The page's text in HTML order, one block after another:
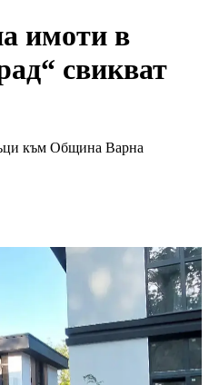
имоти в
свикват
към Община Варна